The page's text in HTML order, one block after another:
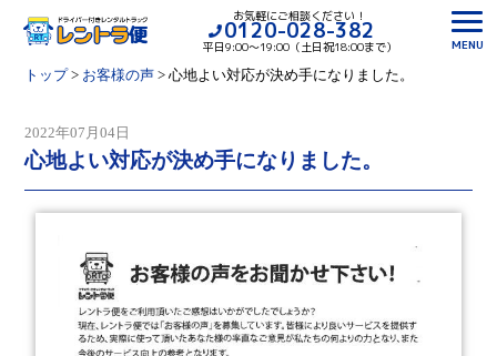
お気軽にご相談ください！
0120-028-382
平日9:00〜19:00（土日祝18:00まで）
MENU
トップ> お客様の声> 心地よい対応が決め手になりました。
2022年07月04日
心地よい対応が決め手になりました。